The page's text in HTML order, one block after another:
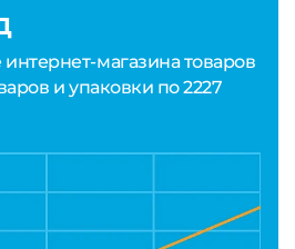
магазина товаров
и упаковки по 2227